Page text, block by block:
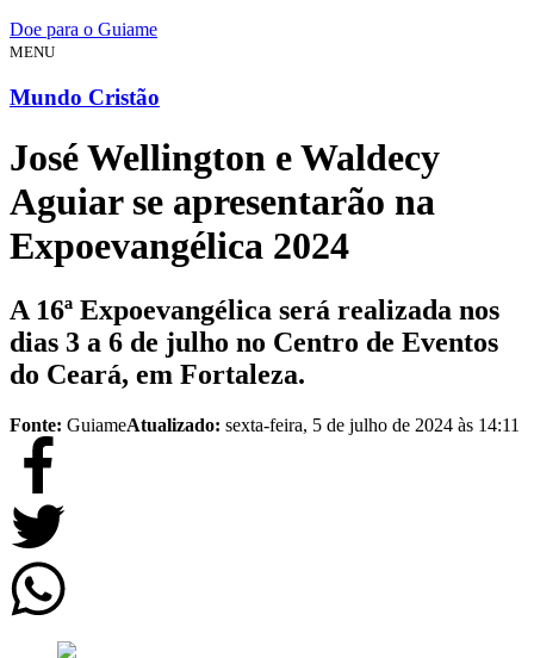
Doe para o Guiame
MENU
Mundo Cristão
José Wellington e Waldecy
Aguiar se apresentarão na
Expoevangélica 2024
A 16ª Expoevangélica será realizada nos
dias 3 a 6 de julho no Centro de Eventos
do Ceará, em Fortaleza.
Fonte: GuiameAtualizado: sexta-feira, 5 de julho de 2024 às 14:11